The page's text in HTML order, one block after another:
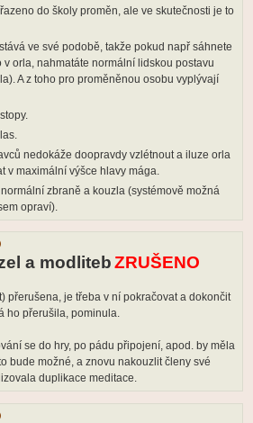
do školy proměn, ale ve skutečnosti je to
ve své podobě, takže pokud např sáhnete
orla, nahmatáte normální lidskou postavu
A z toho pro proměněnou osobu vyplývají
nedokáže doopravdy vzlétnout a iluze orla
v maximální výšce hlavy mága.
zbraně a kouzla (systémově možná
opraví).
a modlitebZRUŠENO
přerušena, je třeba v ní pokračovat a dokončit
ho přerušila, pominula.
se do hry, po pádu připojení, apod. by měla
bude možné, a znovu nakouzlit členy své
duplikace meditace.